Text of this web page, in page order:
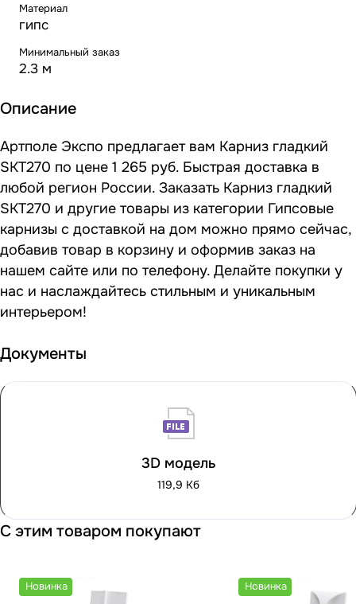
Материал
гипс
Минимальный заказ
2.3 м
Описание
Артполе Экспо предлагает вам Карниз гладкий
SKT270 по цене 1 265 руб. Быстрая доставка в
любой регион России. Заказать Карниз гладкий
SKT270 и другие товары из категории Гипсовые
карнизы с доставкой на дом можно прямо сейчас,
добавив товар в корзину и оформив заказ на
нашем сайте или по телефону. Делайте покупки у
нас и наслаждайтесь стильным и уникальным
интерьером!
Документы
3D модель
119,9 Кб
С этим товаром покупают
Новинка Новинка